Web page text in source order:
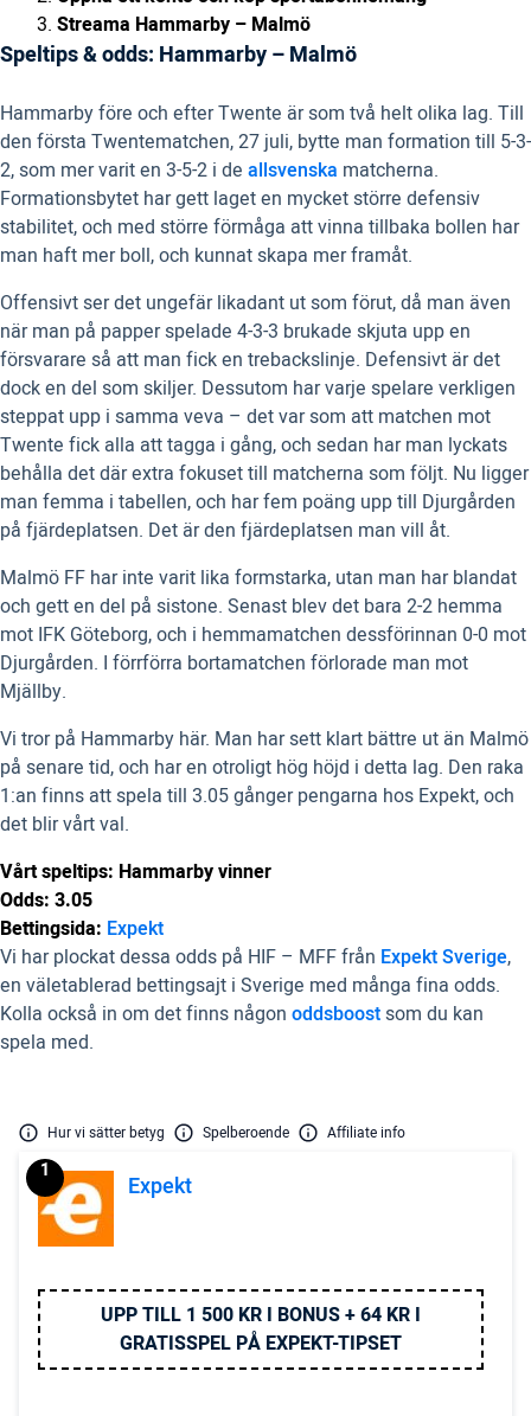
Streama Hammarby – Malmö
Speltips & odds: Hammarby – Malmö
Hammarby före och efter Twente är som två helt olika lag. Till
den första Twentematchen, 27 juli, bytte man formation till 5-3-
2, som mer varit en 3-5-2 i de allsvenska matcherna.
Formationsbytet har gett laget en mycket större defensiv
stabilitet, och med större förmåga att vinna tillbaka bollen har
man haft mer boll, och kunnat skapa mer framåt.
Offensivt ser det ungefär likadant ut som förut, då man även
när man på papper spelade 4-3-3 brukade skjuta upp en
försvarare så att man fick en trebackslinje. Defensivt är det
dock en del som skiljer. Dessutom har varje spelare verkligen
steppat upp i samma veva – det var som att matchen mot
Twente fick alla att tagga i gång, och sedan har man lyckats
behålla det där extra fokuset till matcherna som följt. Nu ligger
man femma i tabellen, och har fem poäng upp till Djurgården
på fjärdeplatsen. Det är den fjärdeplatsen man vill åt.
Malmö FF har inte varit lika formstarka, utan man har blandat
och gett en del på sistone. Senast blev det bara 2-2 hemma
mot IFK Göteborg, och i hemmamatchen dessförinnan 0-0 mot
Djurgården. I förrförra bortamatchen förlorade man mot
Mjällby.
Vi tror på Hammarby här. Man har sett klart bättre ut än Malmö
på senare tid, och har en otroligt hög höjd i detta lag. Den raka
1:an finns att spela till 3.05 gånger pengarna hos Expekt, och
det blir vårt val.
Vårt speltips: Hammarby vinner
Odds: 3.05
Bettingsida: Expekt
Vi har plockat dessa odds på HIF – MFF från Expekt Sverige,
en väletablerad bettingsajt i Sverige med många fina odds.
Kolla också in om det finns någon oddsboostsom du kan
spela med.
Hur vi sätter betyg Spelberoende Affiliate info
Expekt
1
UPP TILL 1 500 KR I BONUS + 64 KR I
GRATISSPEL PÅ EXPEKT-TIPSET